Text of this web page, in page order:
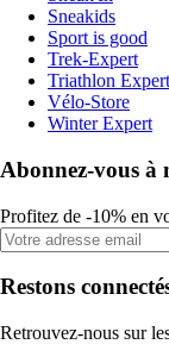
Sneakids
Sport is good
Trek-Expert
Triathlon Expert
Vélo-Store
Winter Expert
Abonnez-vous à
Profitez de -10% en
Restons
Retrouvez-nous sur